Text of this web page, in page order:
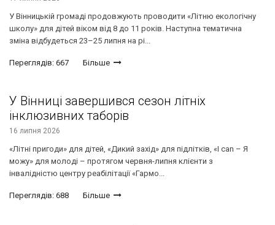
У Вінницькій громаді продовжують проводити «Літню екологічну
школу» для дітей віком від 8 до 11 років. Наступна тематична
зміна відбудеться 23–25 липня на рі...
Переглядів: 667 Більше
У Вінниці завершився сезон літніх
інклюзивних таборів
16 липня 2026
«Літні пригоди» для дітей, «Дикий захід» для підлітків, «I can – Я
можу» для молоді – протягом червня-липня клієнти з
інвалідністю центру реабілітації «Гармо...
Переглядів: 688 Більше